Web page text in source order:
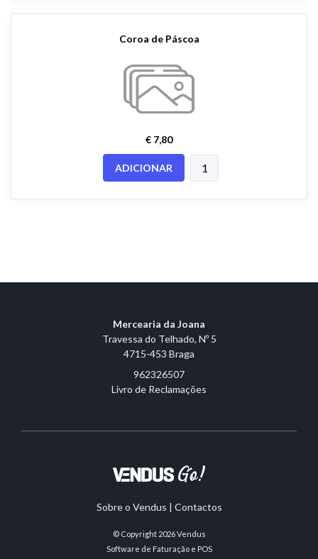
Coroa de Páscoa
€ 7,80
ADICIONAR
Mercearia da Joana
Travessa do Telhado, Nº 5
4715-453 Braga
962326507
Livro de Reclamações
Sobre o Vendus | Contactos
© Copyright 2026Vendus
Software de Faturação e POS